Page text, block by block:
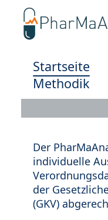
Startseite
Methodik
Der
individuelle
der
(GKV)